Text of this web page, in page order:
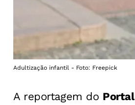
Adultização infantil - Foto: Freepick
A reportagem do Portal